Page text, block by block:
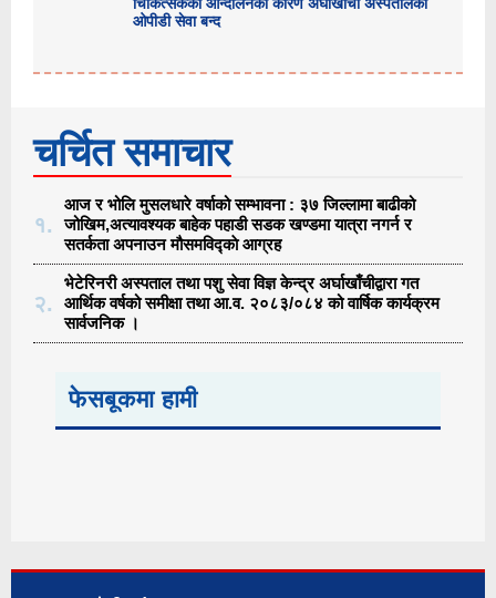
ओपीडी सेवा बन्द
चर्चित समाचार
१.
आज र भोलि मुसलधारे वर्षाको सम्भावना : ३७ जिल्लामा बाढीको
जोखिम,अत्यावश्यक बाहेक पहाडी सडक खण्डमा यात्रा नगर्न र
सतर्कता अपनाउन मौसमविद्काे आग्रह
२.
भेटेरिनरी अस्पताल तथा पशु सेवा विज्ञ केन्द्र अर्घाखाँचीद्वारा गत
आर्थिक वर्षको समीक्षा तथा आ.व. २०८३/०८४ को वार्षिक कार्यक्रम
सार्वजनिक ।
फेसबूकमा हामी